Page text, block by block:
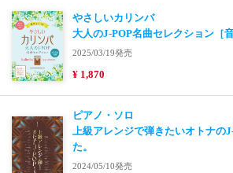
やさしいカリンバ
大人のJ-POP名曲セレクション［
2025/03/19発売
¥ 1,870
ピアノ・ソロ
上級アレンジで弾きたいオトナの
た。
2024/05/10発売